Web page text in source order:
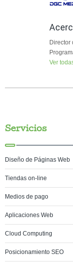
Director
Ver
Servicios
Diseño de Páginas Web
Tiendas on-line
Medios de pago
Aplicaciones Web
Cloud Computing
Posicionamiento SEO